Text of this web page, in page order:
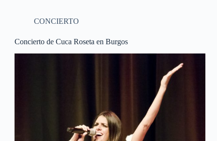
CONCIERTO
Concierto de Cuca Roseta en Burgos